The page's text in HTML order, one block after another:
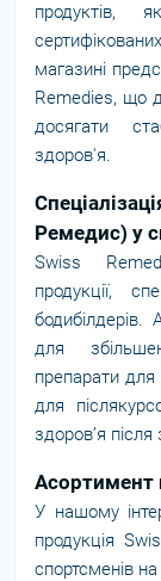
продуктів,
магазині
Remedies, що
досягати
здоров'я.
Ремедис) у
Swiss
продукції,
бодибілдерів.
для
препарати для
для
здоров’я
Асортимент
У нашому
продукція
спортсменів